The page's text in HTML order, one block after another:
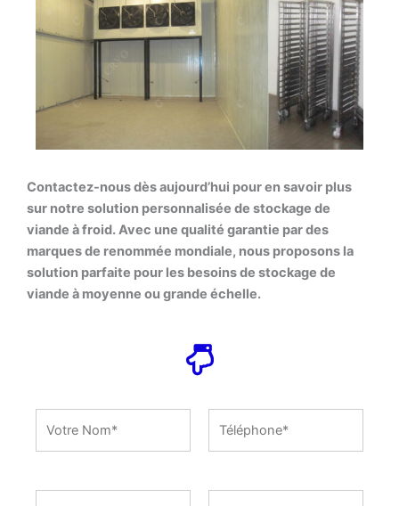
Contactez-nous dès aujourd’hui pour en savoir plus
sur notre solution personnalisée de stockage de
viande à froid. Avec une qualité garantie par des
marques de renommée mondiale, nous proposons la
solution parfaite pour les besoins de stockage de
viande à moyenne ou grande échelle.